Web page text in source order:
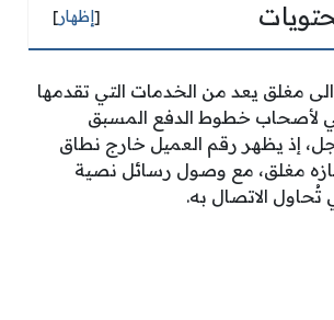
[إظهار]
مغلق يعد من الخدمات التي تقدمها
خطوط الدفع المسبق
إذ يظهر رقم العميل خارج نطاق
مغلق، مع وصول رسائل نصية
تُحاول الاتصال به.